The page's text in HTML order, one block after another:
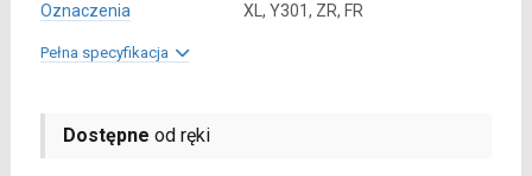
Oznaczenia
XL, Y301, ZR, FR
Pełna specyfikacja
Dostępne od ręki